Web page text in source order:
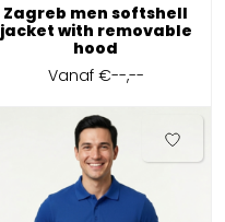
Zagreb men softshell
jacket with removable
hood
Vanaf €--,--